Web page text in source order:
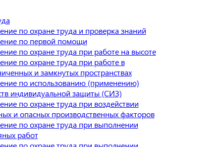
по охране труда и проверка знаний
по первой помощи
по охране труда при работе на высоте
по охране труда при работе в
и замкнутых пространствах
по использованию (применению)
индивидуальной защиты (СИЗ)
по охране труда при воздействии
и опасных производственных факторов
по охране труда при выполнении
работ